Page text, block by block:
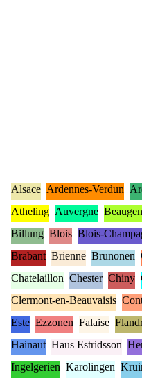
Alsace Ardennes-Verdun
Atheling Auvergne
Billung Blois Blois-
Brabant Brienne Brunonen
Chatelaillon Chester Chiny
Clermont-en-Beauvaisis
Este Ezzonen Falaise
Hainaut Haus Estridsson
Ingelgerien Karolingen